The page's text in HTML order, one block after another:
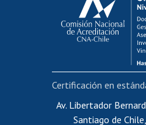
Postulación
Cursos internos
Bienestar
Portal de
Certificado
Certificado de
Av. Libertador
Santiago de Chile,
Certificación en